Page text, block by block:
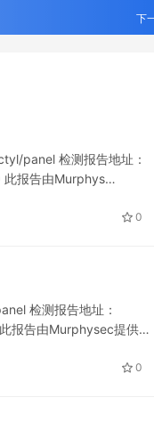
下
panel 检测报告地址：
报告由Murphys…
0
检测报告地址：
报告由Murphysec提供…
0